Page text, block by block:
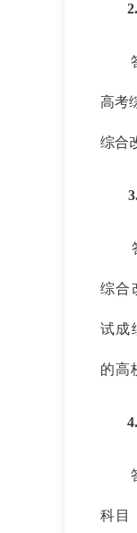
2.
高考
综合
综合
试成
的高
4.
科目